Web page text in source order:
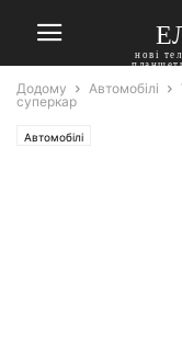
нові
Додому Автомобілі
суперкар
Автомобілі